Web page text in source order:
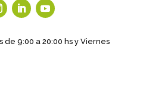
de 9:00 a 20:00 hs y Viernes